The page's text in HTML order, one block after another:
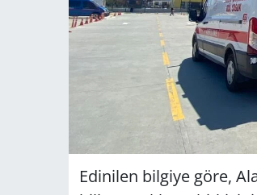
Edinilen bilgiye göre,